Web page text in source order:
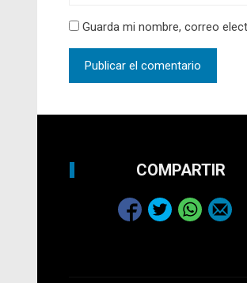
Guarda mi nombre, correo
COMPARTIR